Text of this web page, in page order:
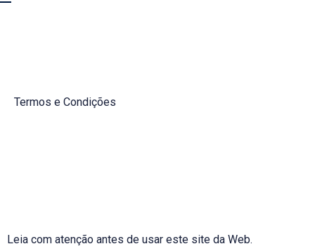
Termos e Condições
Leia com atenção antes de usar este site da Web.